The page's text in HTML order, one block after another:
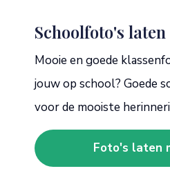
Schoolfoto's
Mooie en goede
jouw op school? Goede
voor de mooiste
Foto's laten